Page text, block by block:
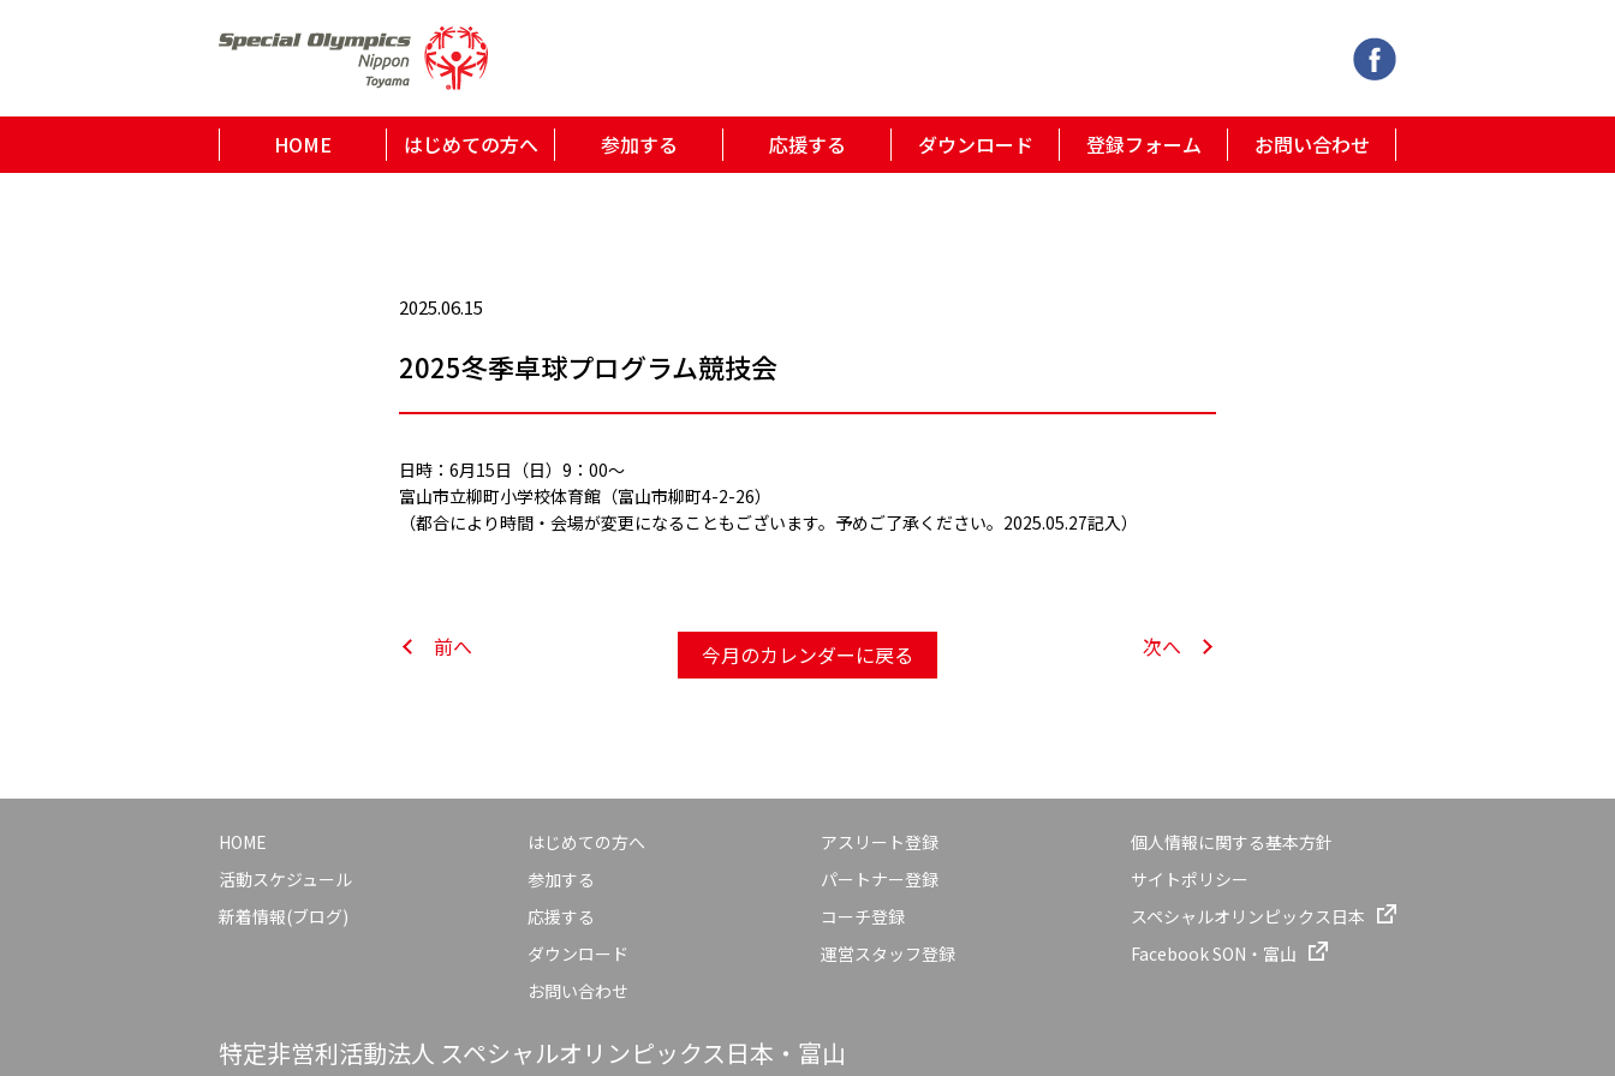
HOME はじめての方へ 参加する 応援する ダウンロード 登録フォーム お問い合わせ
2025.06.15
2025冬季卓球プログラム競技会
日時：6月15日（日）9：00～
富山市立柳町小学校体育館（富山市柳町4-2-26）
（都合により時間・会場が変更になることもございます。予めご了承ください。2025.05.27記入）
前へ 今月のカレンダーに戻る 次へ
HOME
活動スケジュール
新着情報(ブログ)
はじめての方へ
参加する
応援する
ダウンロード
お問い合わせ
アスリート登録
パートナー登録
コーチ登録
運営スタッフ登録
個人情報に関する基本方針
サイトポリシー
スペシャルオリンピックス日本
Facebook SON・富山
特定非営利活動法人 スペシャルオリンピックス日本・富山